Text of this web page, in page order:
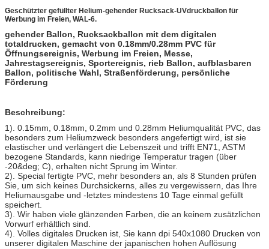
Geschützter gefüllter Helium-gehender Rucksack-UVdruckballon für
Werbung im Freien, WAL-6.
gehender Ballon, Rucksackballon mit dem digitalen
totaldrucken, gemacht von 0.18mm/0.28mm PVC für
Öffnungsereignis, Werbung im Freien, Messe,
Jahrestagsereignis, Sportereignis, rieb Ballon, aufblasbaren
Ballon, politische Wahl, Straßenförderung, persönliche
Förderung
Beschreibung:
1). 0.15mm, 0.18mm, 0.2mm und 0.28mm Heliumqualität PVC, das
besonders zum Heliumzweck besonders angefertigt wird, ist sie
elastischer und verlängert die Lebenszeit und trifft EN71, ASTM
bezogene Standards, kann niedrige Temperatur tragen (über
-20&deg; C), erhalten nicht Sprung im Winter.
2). Special fertigte PVC, mehr besonders an, als 8 Stunden prüfen
Sie, um sich keines Durchsickerns, alles zu vergewissern, das Ihre
Heliumausgabe und -letztes mindestens 10 Tage einmal gefüllt
speichert.
3). Wir haben viele glänzenden Farben, die an keinem zusätzlichen
Vorwurf erhältlich sind.
4). Volles digitales Drucken ist, Sie kann dpi 540x1080 Drucken von
unserer digitalen Maschine der japanischen hohen Auflösung